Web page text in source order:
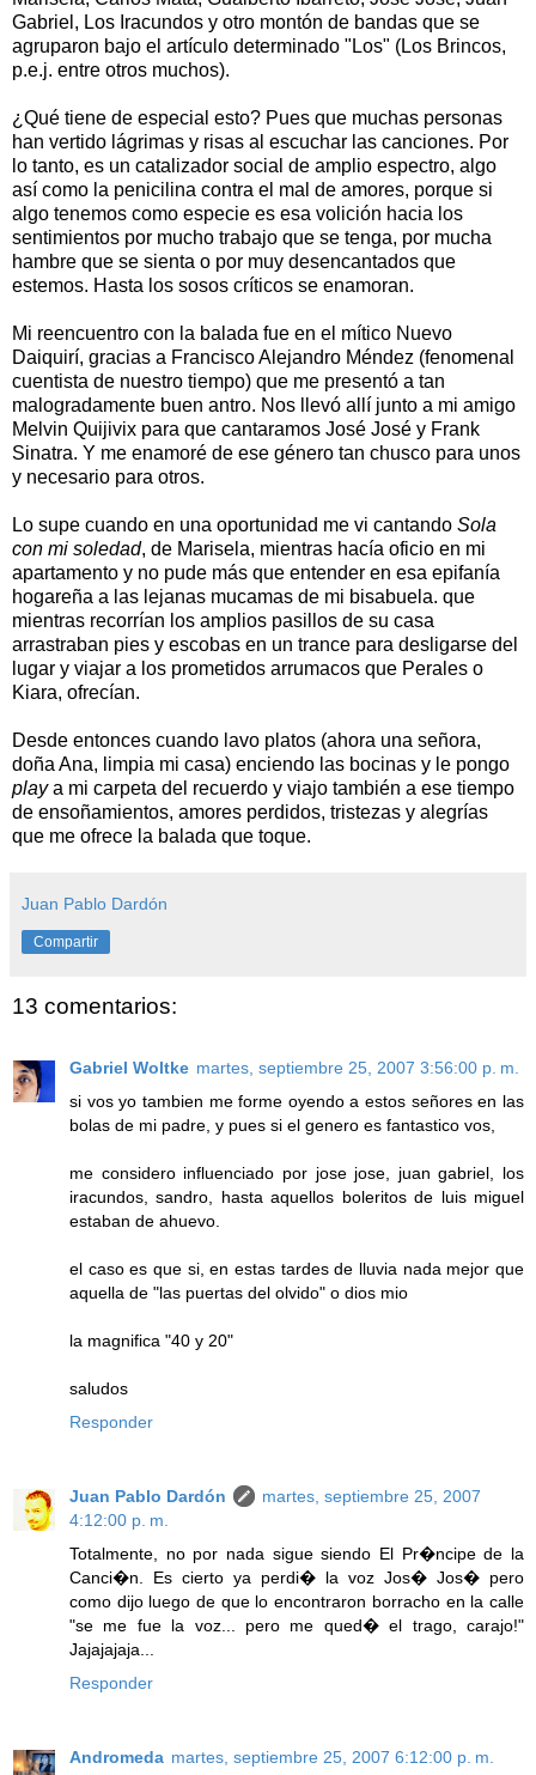
Gabriel, Los Iracundos y otro montón de bandas que se
agruparon bajo el artículo determinado "Los" (Los Brincos,
p.e.j. entre otros muchos).
¿Qué tiene de especial esto? Pues que muchas personas
han vertido lágrimas y risas al escuchar las canciones. Por
lo tanto, es un catalizador social de amplio espectro, algo
así como la penicilina contra el mal de amores, porque si
algo tenemos como especie es esa volición hacia los
sentimientos por mucho trabajo que se tenga, por mucha
hambre que se sienta o por muy desencantados que
estemos. Hasta los sosos críticos se enamoran.
Mi reencuentro con la balada fue en el mítico Nuevo
Daiquirí, gracias a Francisco Alejandro Méndez (fenomenal
cuentista de nuestro tiempo) que me presentó a tan
malogradamente buen antro. Nos llevó allí junto a mi amigo
Melvin Quijivix para que cantaramos José José y Frank
Sinatra. Y me enamoré de ese género tan chusco para unos
y necesario para otros.
Lo supe cuando en una oportunidad me vi cantando Sola
con mi soledad, de Marisela, mientras hacía oficio en mi
apartamento y no pude más que entender en esa epifanía
hogareña a las lejanas mucamas de mi bisabuela. que
mientras recorrían los amplios pasillos de su casa
arrastraban pies y escobas en un trance para desligarse del
lugar y viajar a los prometidos arrumacos que Perales o
Kiara, ofrecían.
Desde entonces cuando lavo platos (ahora una señora,
doña Ana, limpia mi casa) enciendo las bocinas y le pongo
playa mi carpeta del recuerdo y viajo también a ese tiempo
de ensoñamientos, amores perdidos, tristezas y alegrías
que me ofrece la balada que toque.
Juan Pablo Dardón
Compartir
13 comentarios:
Gabriel Woltke martes, septiembre 25, 2007 3:56:00 p. m.
si vos yo tambien me forme oyendo a estos señores en las
bolas de mi padre, y pues si el genero es fantastico vos,
me considero influenciado por jose jose, juan gabriel, los
iracundos, sandro, hasta aquellos boleritos de luis miguel
estaban de ahuevo.
el caso es que si, en estas tardes de lluvia nada mejor que
aquella de "las puertas del olvido" o dios mio
la magnifica "40 y 20"
saludos
Responder
Juan Pablo Dardón
martes, septiembre 25, 2007
4:12:00 p. m.
Totalmente, no por nada sigue siendo El Pr�ncipe de la
Canci�n. Es cierto ya perdi� la voz Jos� Jos� pero
como dijo luego de que lo encontraron borracho en la calle
"se me fue la voz... pero me qued� el trago, carajo!"
Jajajajaja...
Responder
Andromeda martes, septiembre 25, 2007 6:12:00 p. m.